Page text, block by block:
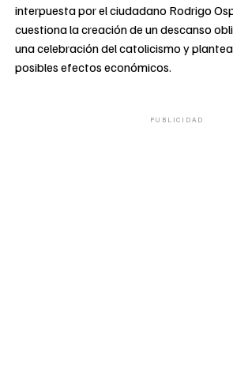
interpuesta por el ciudadano Rodrigo
cuestiona la creación de un descanso
una celebración del catolicismo y
posibles efectos económicos.
PUBLICIDAD